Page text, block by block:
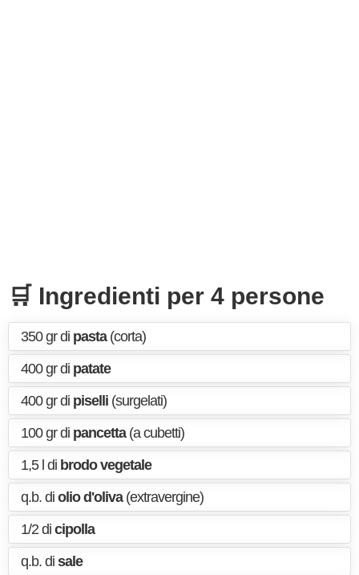
🛒 Ingredienti per 4 persone
350 gr di pasta(corta)
400 gr di patate
400 gr di piselli (surgelati)
100 gr di pancetta(a cubetti)
1,5 l di brodo vegetale
q.b. di olio d'oliva(extravergine)
1/2 di cipolla
q.b. di sale